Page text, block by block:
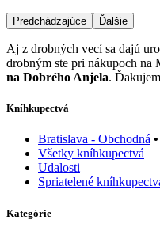
Predchádzajúce Ďalšie
Aj z drobných vecí sa dajú
drobným ste pri nákupoch na
na Dobrého Anjela.
Kníhkupectvá
Bratislava - Obchodná
Všetky kníhkupectvá
Udalosti
Spriatelené
Kategórie